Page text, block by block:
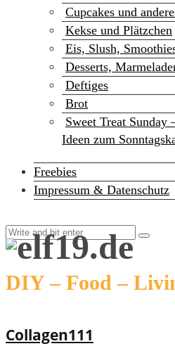
Cupcakes und
Kekse und Plätzchen
Eis, Slush,
Desserts,
Deftiges
Brot
Sweet Treat Sunday
Ideen zum
Freebies
Impressum & Datenschutz
DIY – Food –
Collagen111